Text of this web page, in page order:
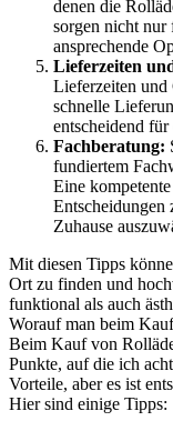
denen die
sorgen nicht nur
ansprechende
Lieferzeiten
Lieferzeiten und
schnelle
entscheidend
Fachberatung:
fundiertem
Eine
Entscheidungen
Zuhause
Mit diesen Tipps
Ort zu finden und
funktional als auch
Worauf man beim
Beim Kauf von
Punkte, auf die ich
Vorteile, aber es ist
Hier sind einige Tipps: